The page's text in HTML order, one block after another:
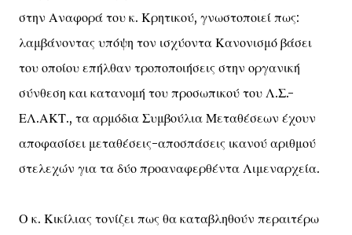
στην Αναφορά του κ. Κρητικού, γνωστοποιεί πως:
λαμβάνοντας υπόψη τον ισχύοντα Κανονισμό βάσει
του οποίου επήλθαν τροποποιήσεις στην οργανική
σύνθεση και κατανομή του προσωπικού του Λ.Σ.-
ΕΛ.ΑΚΤ., τα αρμόδια Συμβούλια Μεταθέσεων έχουν
αποφασίσει μεταθέσεις-αποσπάσεις ικανού αριθμού
στελεχών για τα δύο προαναφερθέντα Λιμεναρχεία.
Ο κ. Κικίλιας τονίζει πως θα καταβληθούν περαιτέρω